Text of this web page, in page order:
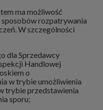
ma możliwość
rozpatrywania
W szczególności
dla Sprzedawcy
Handlowej
o
w trybie umożliwienia
trybie przedstawienia
sporu;